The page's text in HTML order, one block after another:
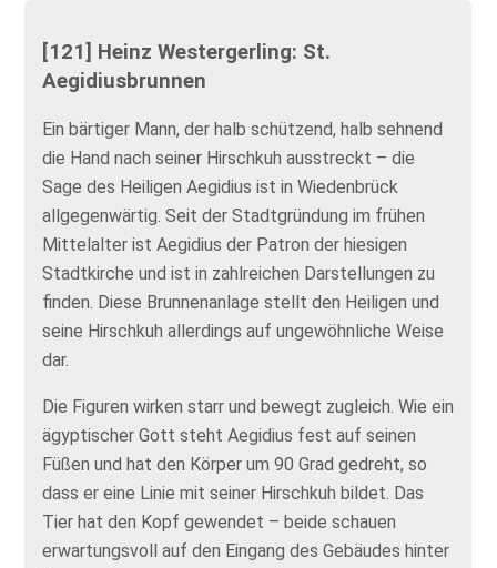
[121] Heinz Westergerling: St.
Aegidiusbrunnen
Ein bärtiger Mann, der halb schützend, halb sehnend
die Hand nach seiner Hirschkuh ausstreckt – die
Sage des Heiligen Aegidius ist in Wiedenbrück
allgegenwärtig. Seit der Stadtgründung im frühen
Mittelalter ist Aegidius der Patron der hiesigen
Stadtkirche und ist in zahlreichen Darstellungen zu
finden. Diese Brunnenanlage stellt den Heiligen und
seine Hirschkuh allerdings auf ungewöhnliche Weise
dar.
Die Figuren wirken starr und bewegt zugleich. Wie ein
ägyptischer Gott steht Aegidius fest auf seinen
Füßen und hat den Körper um 90 Grad gedreht, so
dass er eine Linie mit seiner Hirschkuh bildet. Das
Tier hat den Kopf gewendet – beide schauen
erwartungsvoll auf den Eingang des Gebäudes hinter